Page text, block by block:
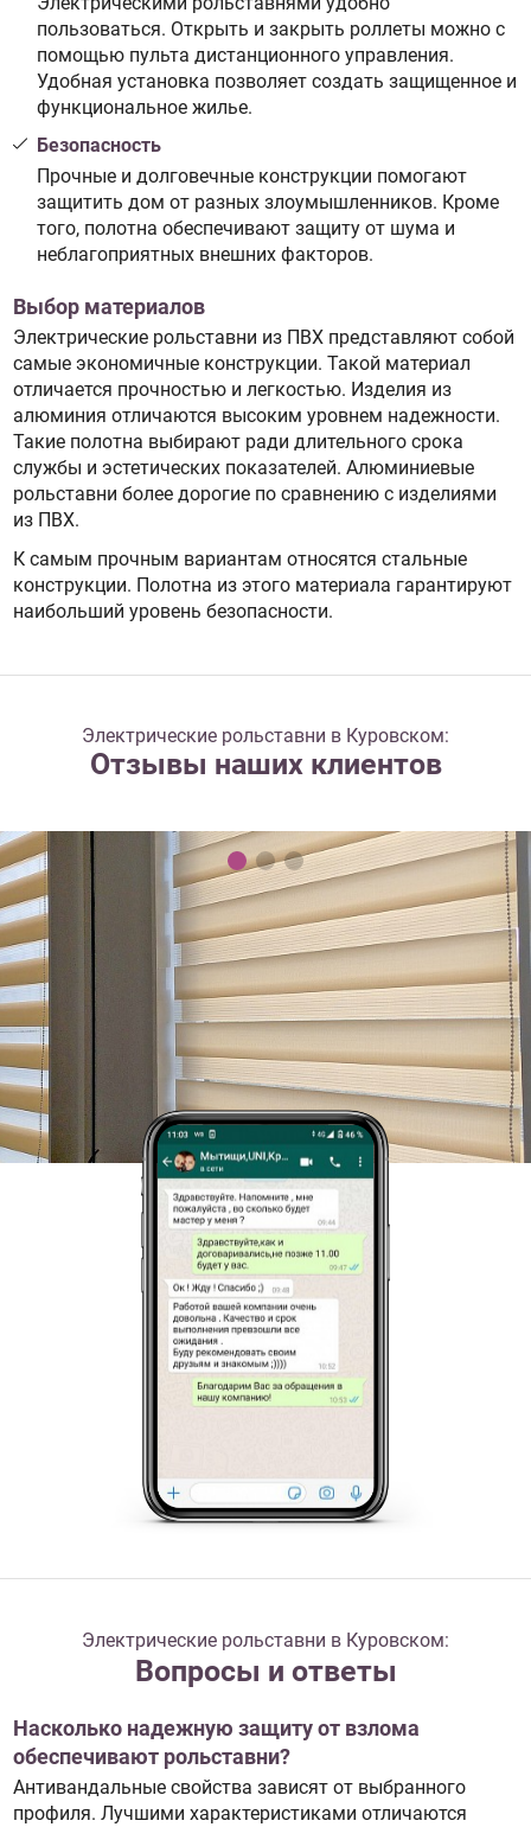
пользоваться. Открыть и закрыть роллеты можно с
помощью пульта дистанционного управления.
Удобная установка позволяет создать защищенное и
функциональное жилье.
Безопасность
Прочные и долговечные конструкции помогают
защитить дом от разных злоумышленников. Кроме
того, полотна обеспечивают защиту от шума и
неблагоприятных внешних факторов.
Выбор материалов
Электрические рольставни из ПВХ представляют собой
самые экономичные конструкции. Такой материал
отличается прочностью и легкостью. Изделия из
алюминия отличаются высоким уровнем надежности.
Такие полотна выбирают ради длительного срока
службы и эстетических показателей. Алюминиевые
рольставни более дорогие по сравнению с изделиями
из ПВХ.
К самым прочным вариантам относятся стальные
конструкции. Полотна из этого материала гарантируют
наибольший уровень безопасности.
Электрические рольставни в Куровском:
Отзывы наших клиентов
Электрические рольставни в Куровском:
Вопросы и ответы
Насколько надежную защиту от взлома
обеспечивают рольставни?
Антивандальные свойства зависят от выбранного
профиля. Лучшими характеристиками отличаются